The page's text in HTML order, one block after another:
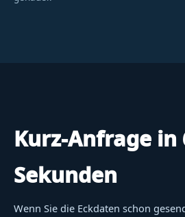
Kurz-Anfrage in
Sekunden
Wenn Sie die Eckdaten schon